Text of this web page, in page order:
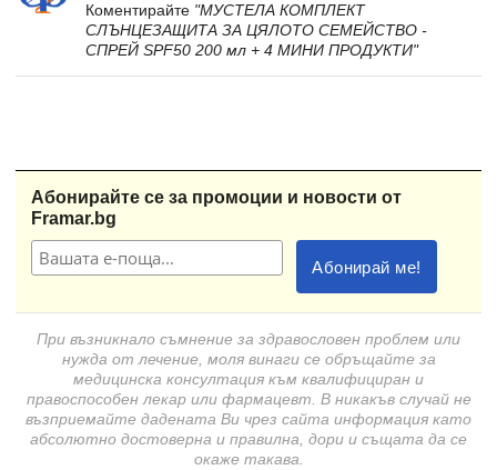
Коментирайте "МУСТЕЛА КОМПЛЕКТ
СЛЪНЦЕЗАЩИТА ЗА ЦЯЛОТО СЕМЕЙСТВО -
СПРЕЙ SPF50 200 мл + 4 МИНИ ПРОДУКТИ"
Абонирайте се за промоции и новости от
Framar.bg
При възникнало съмнение за здравословен проблем или
нужда от лечение, моля винаги се обръщайте за
медицинска консултация към квалифициран и
правоспособен лекар или фармацевт. В никакъв случай не
възприемайте дадената Ви чрез сайта информация като
абсолютно достоверна и правилна, дори и същата да се
окаже такава.